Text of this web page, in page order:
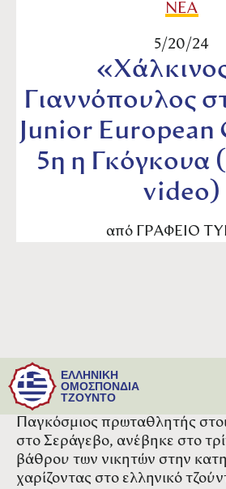
ΝΕΑ
5/20/24
Γιαννόπουλος
Junior European
5η η Γκόγκουα
video)
από ΓΡΑΦΕΙΟ
ΕΛΛΗΝΙΚΗ
ΟΜΟΣΠΟΝΔΙΑ
ΤΖΟΥΝΤΟ
Το πρώτο του διεθνές μετάλλιο
κατέκτησε ο Δημήτρης
Malaga Junior European Cup
Παγκόσμιος πρωταθλητής
στο Σεράγεβο, ανέβηκε στο
βάθρου των νικητών στην
χαρίζοντας στο ελληνικό